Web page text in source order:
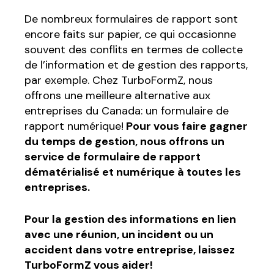
De nombreux formulaires de rapport sont
encore faits sur papier, ce qui occasionne
souvent des conflits en termes de collecte
de l’information et de gestion des rapports,
par exemple. Chez TurboFormZ, nous
offrons une meilleure alternative aux
entreprises du Canada: un formulaire de
rapport numérique! Pour vous faire gagner
du temps de gestion, nous offrons un
service de formulaire de rapport
dématérialisé et numérique à toutes les
entreprises.
Pour la gestion des informations en lien
avec une réunion, un incident ou un
accident dans votre entreprise, laissez
TurboFormZ vous aider!